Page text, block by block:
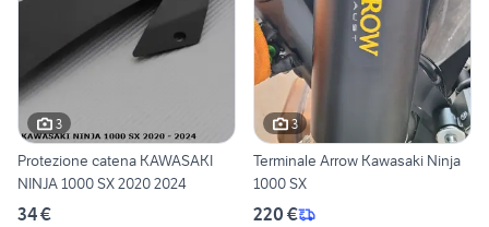
3
Protezione catena KAWASAKI
NINJA 1000 SX 2020 2024
34 €
3
Terminale Arrow Kawasaki Ninja
1000 SX
220 €